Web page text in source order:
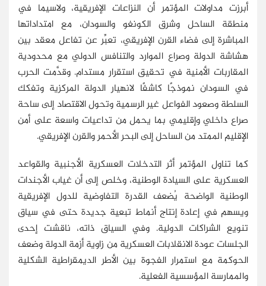
أبرزت مداولات المؤتمر أن النزاعات الإفريقية، ولاسيما في
منطقة الساحل وشرق الكونغو والسودان، مع امتداداتها
المباشرة إلى فضاء القرن الإفريقي، تعبِّر عن تفاعل معقد بين
هشاشة الدولة وصراع الموارد والتنافس الدولي مع محدودية
المقاربات الأمنية في تحقيق استقرار مستدام. وقدَّمت الحرب
في السودان نموذجًا كاشفًا لانهيار الدولة المركزية وتفكك
السلطة وصعود الفواعل غير الرسمية وتحول الاقتصاد إلى ساحة
صراع داخلي وإقليمي بما يحمل من تداعيات واسعة على أمن
الإقليم الممتد من الساحل إلى البحر الأحمر والقرن الإفريقي.
كما تناول المؤتمر أثر التدخلات العسكرية الأجنبية والقواعد
العسكرية على السيادة الوطنية، وخلص إلى أن غياب الأجندات
الوطنية الواضحة يُضعف القدرة التفاوضية للدول الإفريقية
ويسهم في إعادة إنتاج أنماط تبعية جديدة حتى في سياق
تنويع الشراكات الدولية. وفي السياق ذاته، ناقشت إحدى
الجلسات عودة الانقلابات العسكرية من زاوية أزمة الدولة وضعف
الحوكمة مع استمرار الفجوة بين الأطر الديمقراطية الشكلية
والممارسة المؤسسية الفعلية.